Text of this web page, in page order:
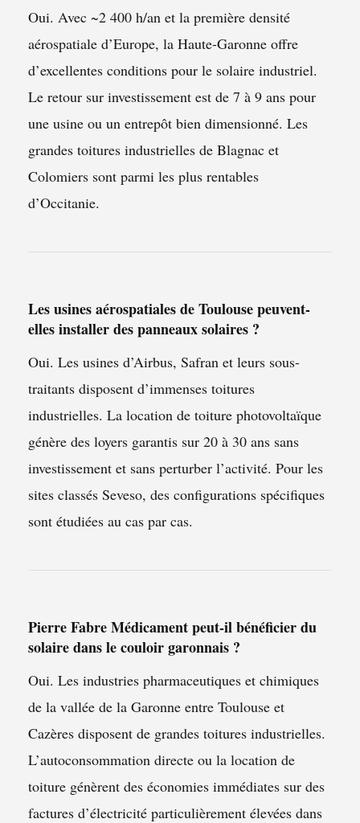
Oui. Avec ~2 400 h/an et la première densité
aérospatiale d’Europe, la Haute-Garonne offre
d’excellentes conditions pour le solaire industriel.
Le retour sur investissement est de 7 à 9 ans pour
une usine ou un entrepôt bien dimensionné. Les
grandes toitures industrielles de Blagnac et
Colomiers sont parmi les plus rentables
d’Occitanie.
Les usines aérospatiales de Toulouse peuvent-
elles installer des panneaux solaires ?
Oui. Les usines d’Airbus, Safran et leurs sous-
traitants disposent d’immenses toitures
industrielles. La location de toiture photovoltaïque
génère des loyers garantis sur 20 à 30 ans sans
investissement et sans perturber l’activité. Pour les
sites classés Seveso, des configurations spécifiques
sont étudiées au cas par cas.
Pierre Fabre Médicament peut-il bénéficier du
solaire dans le couloir garonnais ?
Oui. Les industries pharmaceutiques et chimiques
de la vallée de la Garonne entre Toulouse et
Cazères disposent de grandes toitures industrielles.
L’autoconsommation directe ou la location de
toiture génèrent des économies immédiates sur des
factures d’électricité particulièrement élevées dans